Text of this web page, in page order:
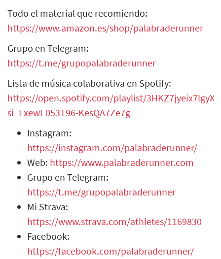
Todo el material que recomiendo:
https://www.amazon.es/shop/palabraderunner
Grupo en Telegram:
https://t.me/grupopalabraderunner
Lista de música colaborativa en Spotify:
https://open.spotify.com/playlist/
si=LxewE053T96-KesQA7Ze7g
Instagram:
https://instagram.com/palabraderunner/
Web: https://www.palabraderunner.com
Grupo en Telegram:
https://t.me/grupopalabraderunner
Mi Strava:
https://www.strava.com/athletes/1169830
Facebook:
https://facebook.com/palabraderunner/